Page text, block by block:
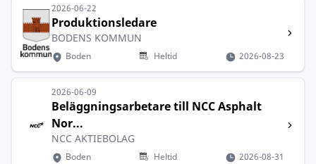
2026-06-22
Produktionsledare
BODENS KOMMUN
Boden Heltid 2026-08-23
2026-06-09
Beläggningsarbetare till NCC Asphalt
Nor...
NCC AKTIEBOLAG
Boden Heltid 2026-08-31